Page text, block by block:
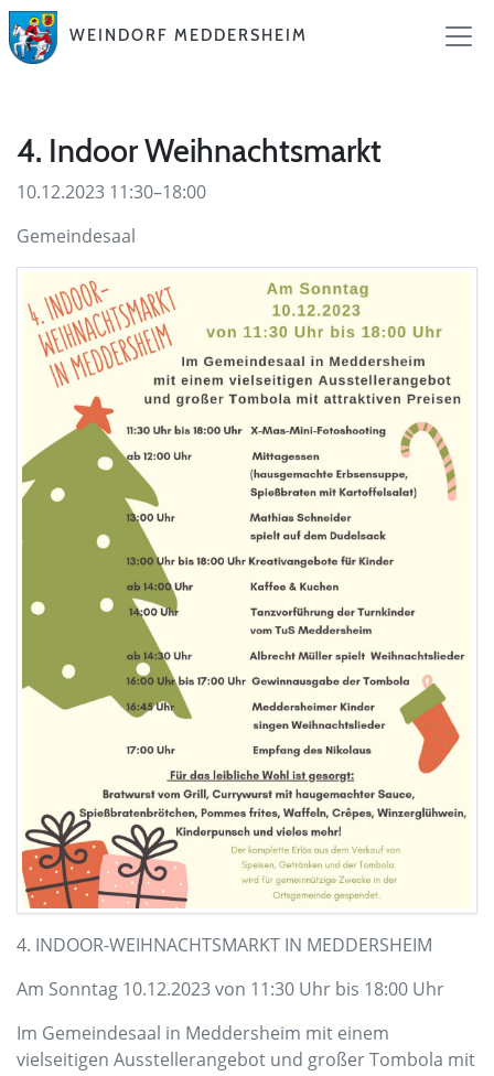
WEINDORF MEDDERSHEIM
4. Indoor Weihnachtsmarkt
10.12.2023 11:30–18:00
Gemeindesaal
4. INDOOR-WEIHNACHTSMARKT IN MEDDERSHEIM
Am Sonntag 10.12.2023 von 11:30 Uhr bis 18:00 Uhr
Im Gemeindesaal in Meddersheim mit einem
vielseitigen Ausstellerangebot und großer Tombola mit